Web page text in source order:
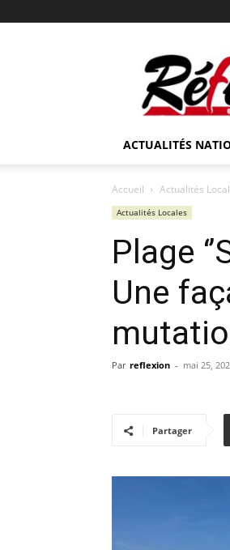
ACTUALITÉS
Accueil Actualités
Actualités Locales
Plage
Une
Par reflexion - mai 25,
Partager